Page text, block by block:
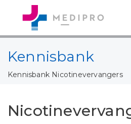
Kennisbank
Kennisbank Nicotinevervangers